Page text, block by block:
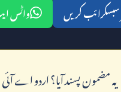
سبسکرائب کریں
واٹس
يہ مضمون پسند آيا؟ اردو اے